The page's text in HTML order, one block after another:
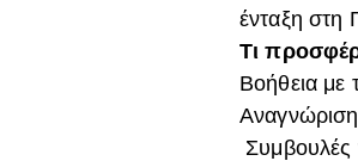
ένταξη στη
Τι
Βοήθεια με
Συμβουλές